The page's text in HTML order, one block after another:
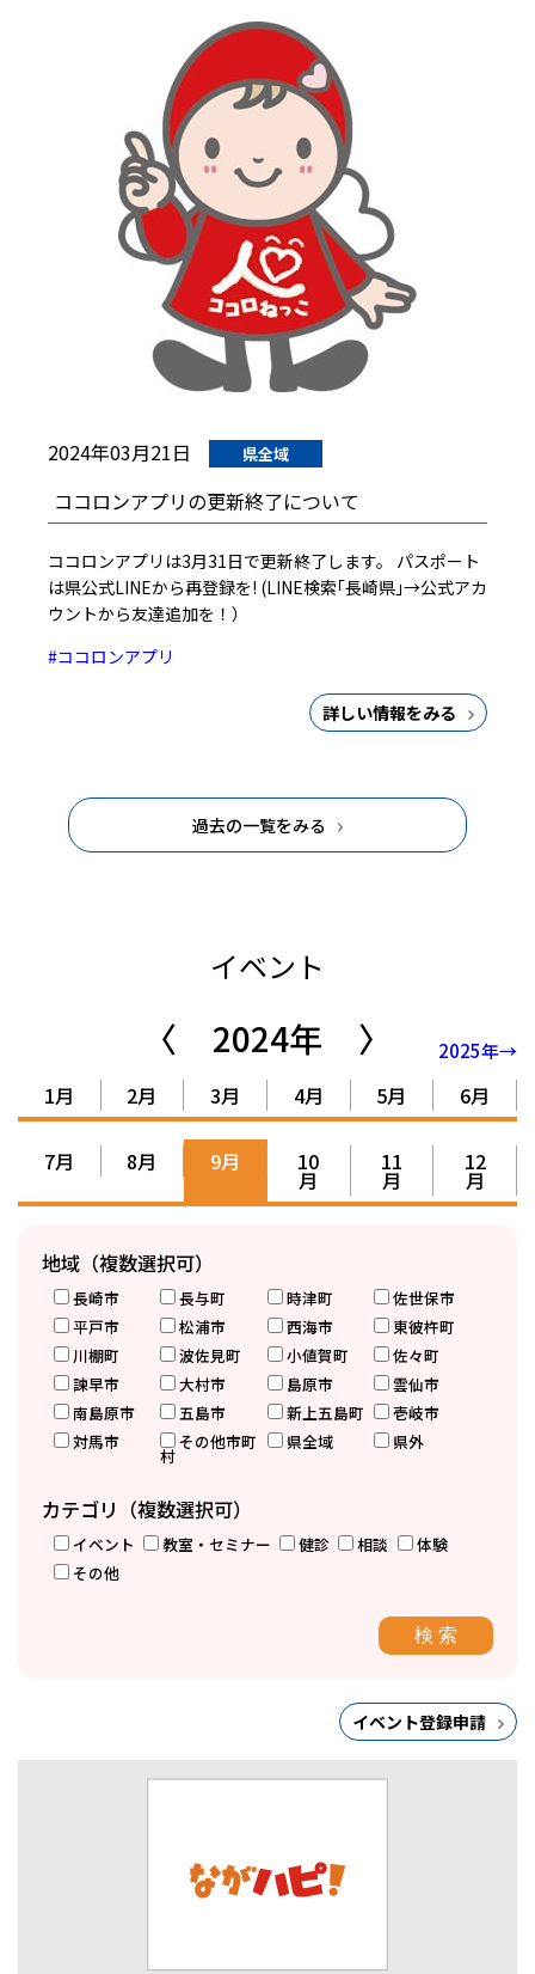
2024年03月21日 県全域
ココロンアプリの更新終了について
ココロンアプリは3月31日で更新終了します。 パスポート
は県公式LINEから再登録を! (LINE検索｢長崎県｣→公式アカ
ウントから友達追加を！）
#ココロンアプリ
詳しい情報をみる
過去の一覧をみる
イベント
〈 2024年 〉 2025年→
1月 2月 3月 4月 5月 6月
7月 8月 9月 10
月
11
月
12
月
地域（複数選択可）
長崎市 長与町 時津町
佐世保市
平戸市
松浦市 西海市
東彼杵町
川棚町
波佐見町 小値賀町
佐々町
諫早市
大村市 島原市
雲仙市
南島原市
五島市 新上五島町
壱岐市
対馬市
その他市町
村
県全域 県外
カテゴリ（複数選択可）
イベント 教室・セミナー 健診 相談
体験
その他
イベント登録申請